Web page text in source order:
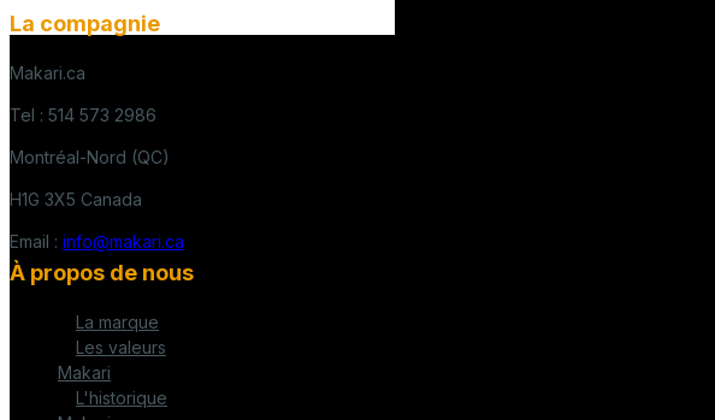
La compagnie
Makari.ca
Tel : 514 573 2986
Montréal-Nord (QC)
H1G 3X5 Canada
Email : info@makari.ca
À propos de nous
La marque
Les valeurs
Makari
L'historique